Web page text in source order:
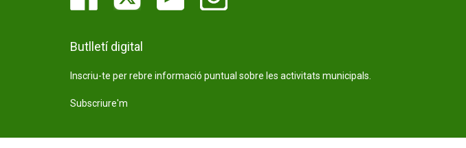
Butlletí digital
Inscriu-te per rebre informació puntual sobre les activitats municipals.
Subscriure'm